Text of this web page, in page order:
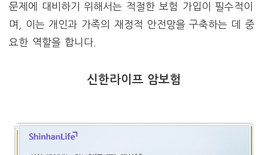
문제에 대비하기 위해서는 적절한 보험 가입이 필수적이
며, 이는 개인과 가족의 재정적 안전망을 구축하는 데 중
요한 역할을 합니다.
신한라이프 암보험